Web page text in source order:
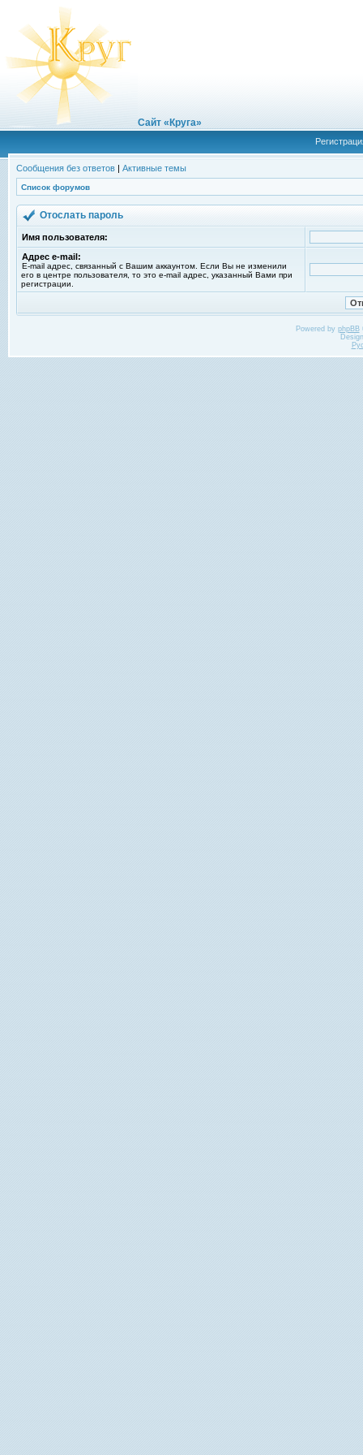
Сайт «Круга»
Сообщения без ответов | Активные темы
Список форумов
Отослать пароль
Имя пользователя:
Адрес e-mail:
E-mail адрес, связанный с Вашим аккаунтом. Если Вы не изменили
его в центре пользователя, то это e-mail адрес, указанный Вами при
регистрации.
Powered by phpBB